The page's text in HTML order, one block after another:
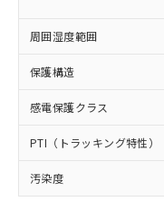
周囲湿度範囲
保護構造
感電保護クラス
PTI（トラッキング特性）
汚染度
ムロン
オムロ
在庫状況
事前の
示しない
マイパ
ビス）
但し、RoHS指令
適用除外項目は除く
フタル酸エステ
図的な使用がない
部品在庫の切
月が前後する
イソブチル) :
DEHP(フタル酸ビ
「ｅ」：有害
準値以下であ
「10」：通
質が外部に漏
及ぼさない年
いよう
当社は
ル、化
武器並
当社は、
場合は
該第三者
販売先
法に輸
り引きを
一
在
い
た
機
受
情